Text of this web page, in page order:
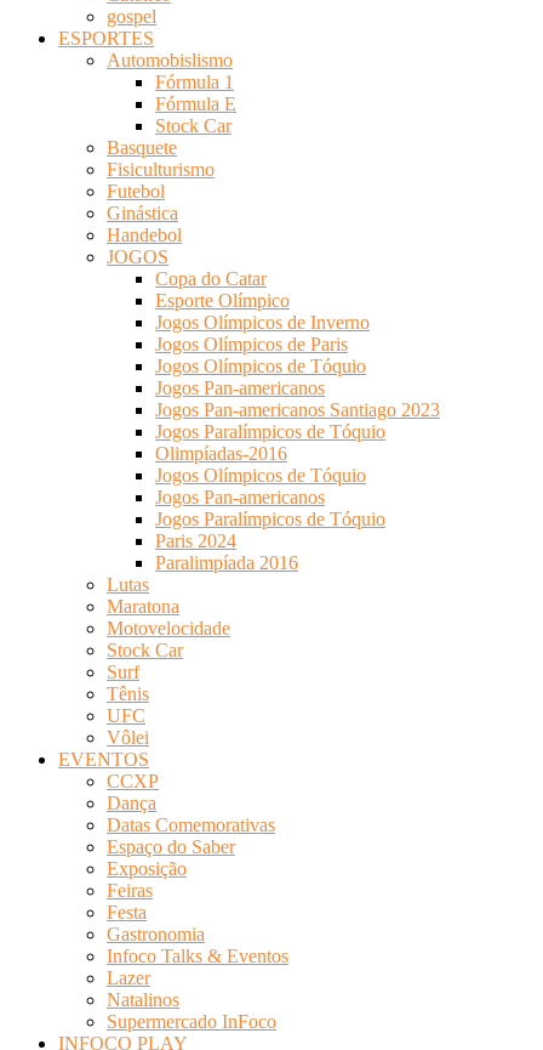
gospel
ESPORTES
Automobislismo
Fórmula 1
Fórmula E
Stock Car
Basquete
Fisiculturismo
Futebol
Ginástica
Handebol
JOGOS
Copa do Catar
Esporte Olímpico
Jogos Olímpicos de Inverno
Jogos Olímpicos de Paris
Jogos Olímpicos de Tóquio
Jogos Pan-americanos
Jogos Pan-americanos Santiago 2023
Jogos Paralímpicos de Tóquio
Olimpíadas-2016
Jogos Olímpicos de Tóquio
Jogos Pan-americanos
Jogos Paralímpicos de Tóquio
Paris 2024
Paralimpíada 2016
Lutas
Maratona
Motovelocidade
Stock Car
Surf
Tênis
UFC
Vôlei
EVENTOS
CCXP
Dança
Datas Comemorativas
Espaço do Saber
Exposição
Feiras
Festa
Gastronomia
Infoco Talks & Eventos
Lazer
Natalinos
Supermercado InFoco
INFOCO PLAY